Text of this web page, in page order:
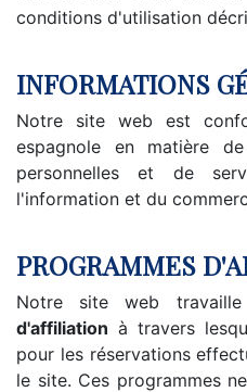
conditions d'utilisation
INFORMATIONS
Notre site web est
espagnole en matière
personnelles et de
l'information et du
PROGRAMMES
Notre site web
d'affiliation à travers
pour les réservations
le site. Ces programmes